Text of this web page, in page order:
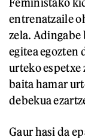
entrenatzaile
zela. Adingabe
egitea egozten
urteko espetxe
baita hamar
debekua
Gaur hasi da